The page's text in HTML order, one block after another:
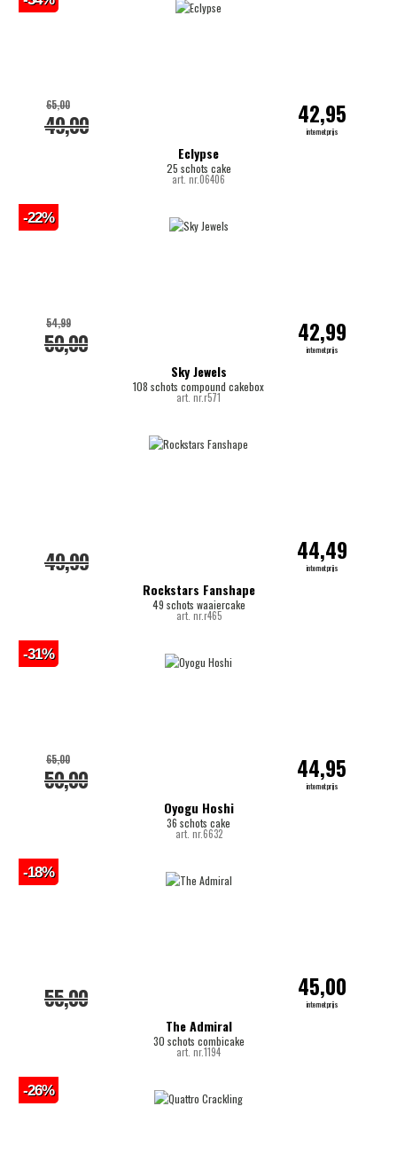
Eclypse
25 schots cake
art. nr.06406
49,00
65,00 42,95
internetprijs
Sky Jewels
108 schots compound cakebox
art. nr.r571
50,00
54,99 42,99
internetprijs
-22%
Rockstars Fanshape
49 schots waaiercake
art. nr.r465
49,99 44,49
internetprijs
Oyogu Hoshi
36 schots cake
art. nr.6632
50,00
65,00 44,95
internetprijs
-31%
The Admiral
30 schots combicake
art. nr.1194
55,00 45,00
internetprijs
-18%
-26%